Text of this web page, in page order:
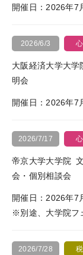
個別受講相談
講義スケジュール
各種申込
WEB申込
開催日：2026年7
2026/6/3
大阪経済大学大学
明会
開催日：2026年7
2026/7/17
帝京大学大学院
会・個別相談会
開催日：2026年
※別途、大学院フ
2026/7/28